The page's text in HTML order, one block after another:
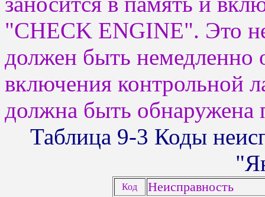
"CHECK ENGINE". Это не
должен быть немедленно
включения контрольной
должна быть
Таблица 9-3 Коды
Код Неисправность